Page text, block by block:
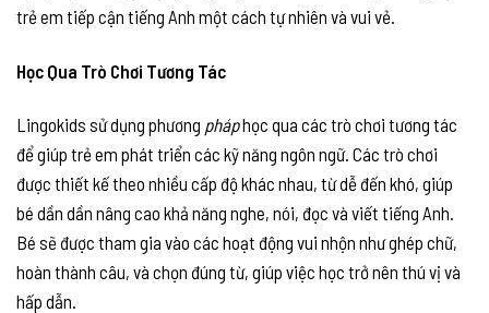
trẻ em tiếp cận tiếng Anh một cách tự nhiên và vui vẻ.
Học Qua Trò Chơi Tương Tác
Lingokids sử dụng phương pháphọc qua các trò chơi tương tác
để giúp trẻ em phát triển các kỹ năng ngôn ngữ. Các trò chơi
được thiết kế theo nhiều cấp độ khác nhau, từ dễ đến khó, giúp
bé dần dần nâng cao khả năng nghe, nói, đọc và viết tiếng Anh.
Bé sẽ được tham gia vào các hoạt động vui nhộn như ghép chữ,
hoàn thành câu, và chọn đúng từ, giúp việc học trở nên thú vị và
hấp dẫn.